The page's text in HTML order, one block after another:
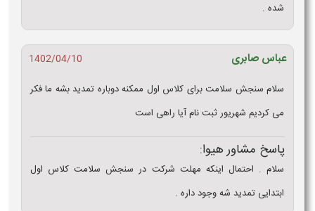
شده .
عباس صابری
1402/04/10
سلام سنجش سلامت برای کلاس اول ممکنه دوباره تمدید بشه ما فکر
می کردیم شهریور ثبت نام آیا راهی است
پاسخ مشاور هیوا:
سلام . احتمال اینکه مهلت شرکت در سنجش سلامت کلاس اول
ابتدایی تمدید شه وجود داره .